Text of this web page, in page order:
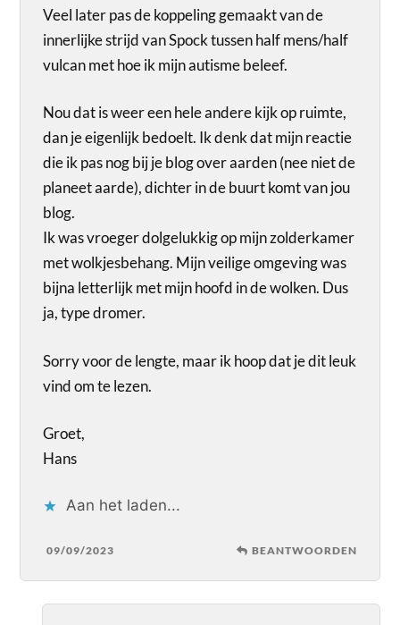
Veel later pas de koppeling gemaakt van de
innerlijke strijd van Spock tussen half mens/half
vulcan met hoe ik mijn autisme beleef.
Nou dat is weer een hele andere kijk op ruimte,
dan je eigenlijk bedoelt. Ik denk dat mijn reactie
die ik pas nog bij je blog over aarden (nee niet de
planeet aarde), dichter in de buurt komt van jou
blog.
Ik was vroeger dolgelukkig op mijn zolderkamer
met wolkjesbehang. Mijn veilige omgeving was
bijna letterlijk met mijn hoofd in de wolken. Dus
ja, type dromer.
Sorry voor de lengte, maar ik hoop dat je dit leuk
vind om te lezen.
Groet,
Hans
Aan het laden...
09/09/2023 BEANTWOORDEN